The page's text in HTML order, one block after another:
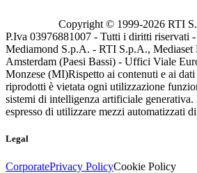
Copyright © 1999-2026 RTI
P.Iva 03976881007 - Tutti i diritti riservati
Mediamond S.p.A. - RTI S.p.A., Mediaset
Amsterdam (Paesi Bassi) - Uffici Viale
Monzese (MI)Rispetto ai contenuti e ai
riprodotti è vietata ogni utilizzazione
sistemi di intelligenza artificiale
espresso di utilizzare mezzi automatizzati
Legal
CorporatePrivacy PolicyCookie Policy